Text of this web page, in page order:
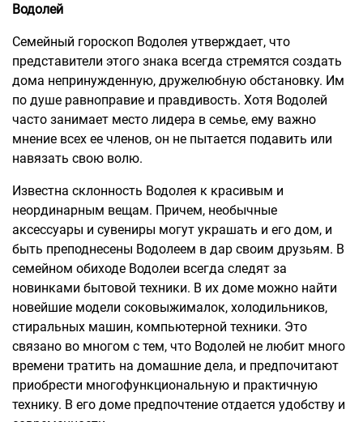
Водолей
Семейный гороскоп Водолея утверждает, что
представители этого знака всегда стремятся создать
дома непринужденную, дружелюбную обстановку. Им
по душе равноправие и правдивость. Хотя Водолей
часто занимает место лидера в семье, ему важно
мнение всех ее членов, он не пытается подавить или
навязать свою волю.
Известна склонность Водолея к красивым и
неординарным вещам. Причем, необычные
аксессуары и сувениры могут украшать и его дом, и
быть преподнесены Водолеем в дар своим друзьям. В
семейном обиходе Водолеи всегда следят за
новинками бытовой техники. В их доме можно найти
новейшие модели соковыжималок, холодильников,
стиральных машин, компьютерной техники. Это
связано во многом с тем, что Водолей не любит много
времени тратить на домашние дела, и предпочитают
приобрести многофункциональную и практичную
технику. В его доме предпочтение отдается удобству и